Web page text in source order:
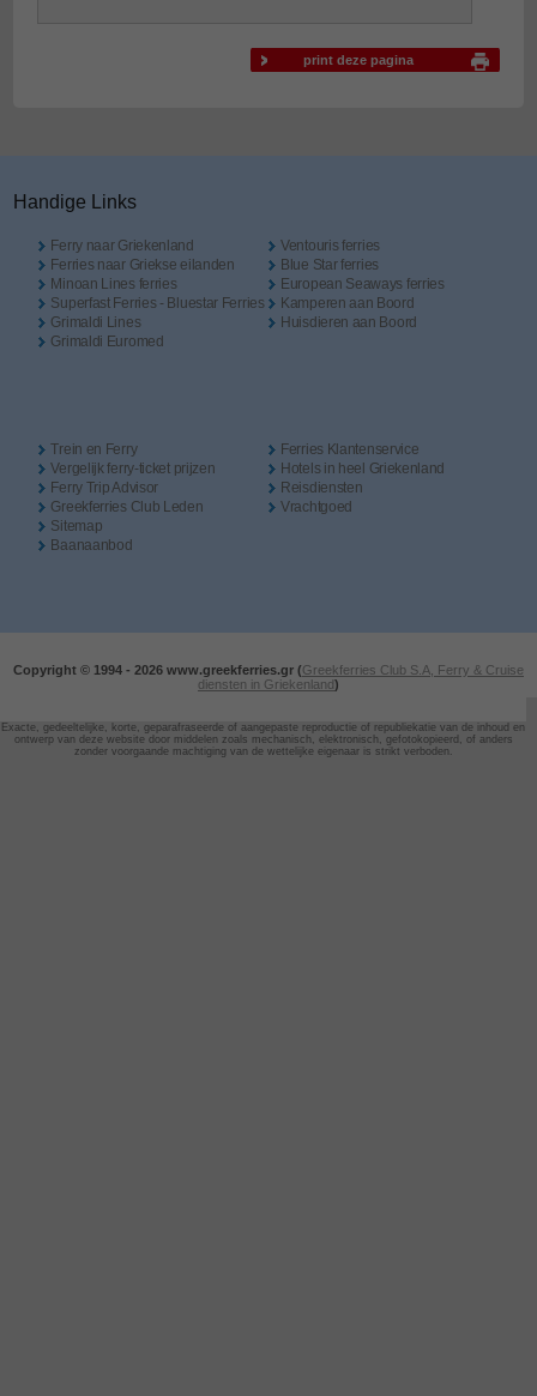
print deze pagina
Handige Links
Ferry naar Griekenland
Ferries naar Griekse eilanden
Minoan Lines ferries
Superfast Ferries - Bluestar Ferries
Grimaldi Lines
Grimaldi Euromed
Ventouris ferries
Blue Star ferries
European Seaways ferries
Kamperen aan Boord
Huisdieren aan Boord
Trein en Ferry
Vergelijk ferry-ticket prijzen
Ferry Trip Advisor
Greekferries Club Leden
Sitemap
Baanaanbod
Ferries Klantenservice
Hotels in heel Griekenland
Reisdiensten
Vrachtgoed
Copyright © 1994 - 2026 www.greekferries.gr (Greekferries Club S.A, Ferry & Cruise
diensten in Griekenland)
Exacte, gedeeltelijke, korte, geparafraseerde of aangepaste reproductie of republiekatie van de inhoud en
ontwerp van deze website door middelen zoals mechanisch, elektronisch, gefotokopieerd, of anders
zonder voorgaande machtiging van de wettelijke eigenaar is strikt verboden.